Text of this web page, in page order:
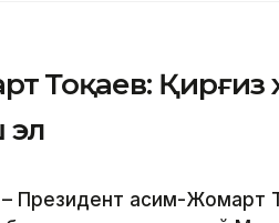
Тоқаев: Қирғиз
эл
Президент Қасим-